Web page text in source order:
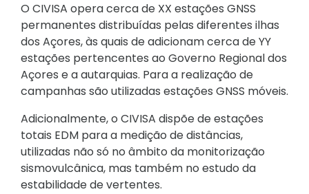
O CIVISA opera cerca de XX estações GNSS
permanentes distribuídas pelas diferentes ilhas
dos Açores, às quais de adicionam cerca de YY
estações pertencentes ao Governo Regional dos
Açores e a autarquias. Para a realização de
campanhas são utilizadas estações GNSS móveis.
Adicionalmente, o CIVISA dispõe de estações
totais EDM para a medição de distâncias,
utilizadas não só no âmbito da monitorização
sismovulcânica, mas também no estudo da
estabilidade de vertentes.